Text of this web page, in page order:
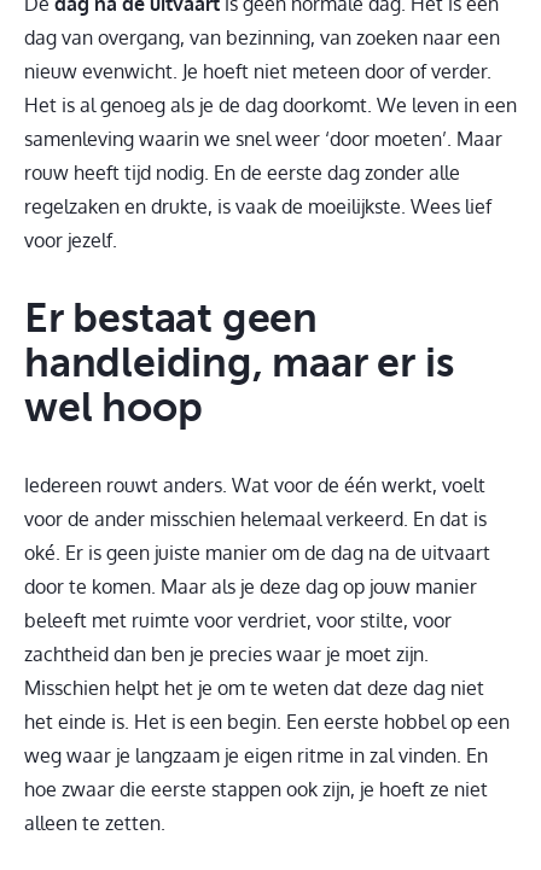
dag van overgang, van bezinning, van zoeken naar een
nieuw evenwicht. Je hoeft niet meteen door of verder.
Het is al genoeg als je de dag doorkomt. We leven in een
samenleving waarin we snel weer ‘door moeten’. Maar
rouw heeft tijd nodig. En de eerste dag zonder alle
regelzaken en drukte, is vaak de moeilijkste. Wees lief
voor jezelf.
Er bestaat geen
handleiding, maar er is
wel hoop
Iedereen rouwt anders. Wat voor de één werkt, voelt
voor de ander misschien helemaal verkeerd. En dat is
oké. Er is geen juiste manier om de dag na de uitvaart
door te komen. Maar als je deze dag op jouw manier
beleeft met ruimte voor verdriet, voor stilte, voor
zachtheid dan ben je precies waar je moet zijn.
Misschien helpt het je om te weten dat deze dag niet
het einde is. Het is een begin. Een eerste hobbel op een
weg waar je langzaam je eigen ritme in zal vinden. En
hoe zwaar die eerste stappen ook zijn, je hoeft ze niet
alleen te zetten.